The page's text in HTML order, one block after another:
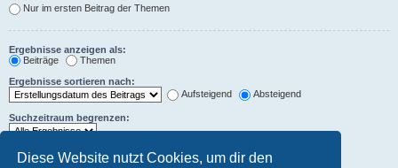
Diese Website nutzt Cookies, um dir den
Nur im ersten Beitrag der Themen
Ergebnisse anzeigen als:
Beiträge
Themen
Ergebnisse sortieren nach:
Aufsteigend
Absteigend
Suchzeitraum begrenzen:
Die ersten: